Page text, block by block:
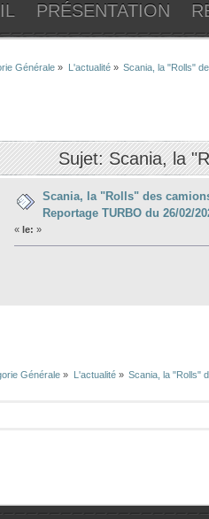
PRÉSENTATION
Générale » L'actualité» Scania, la "Rolls"
Sujet: Scania, la
fois)Scania, la "Rolls" des
Reportage TURBO du 26/02/
« le: »
Générale » L'actualité» Scania, la "Rolls"